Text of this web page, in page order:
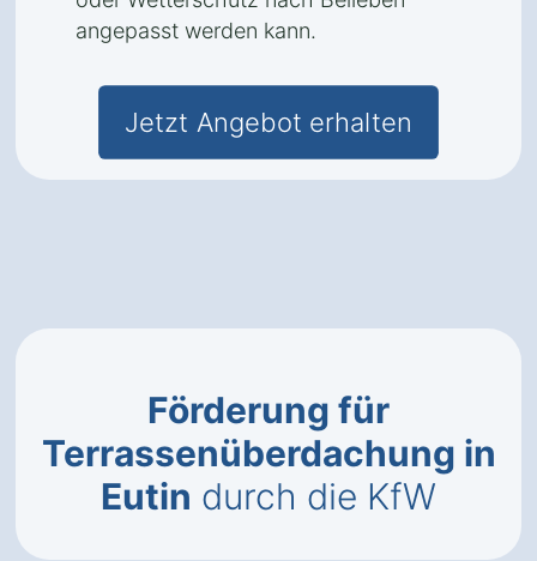
angepasst werden kann.
Jetzt Angebot erhalten
Förderung für
Terrassenüberdachung in
Eutin durch die KfW